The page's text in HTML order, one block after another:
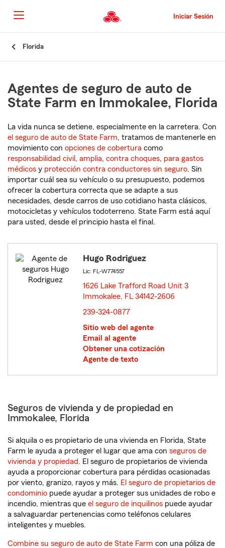
al
contenido
principal
Iniciar Sesión
Florida
Agentes de seguro de auto de
State Farm en Immokalee, Florida
La vida nunca se detiene, especialmente en la carretera. Con
el seguro de auto de State Farm, tratamos de mantenerle en
movimiento con opciones de cobertura como
responsabilidad civil , amplia, contra choques, para gastos
médicos y protección contra conductores sin seguro. Sin
importar cuál sea su vehículo o su presupuesto, podemos
ofrecer la cobertura correcta que se adapte a sus
necesidades, desde carros de uso cotidiano hasta clásicos,
motocicletas y vehículos todoterreno. State Farm está aquí
para usted, desde el principio hasta el final.
Hugo Rodriguez
Lic: FL-W774557
1626 Lake Trafford Road Unit 3
Immokalee, FL 34142-2606
239-324-0877
Sitio web del agente
Email al agente
Obtener una cotización
Agente de texto
Seguros de vivienda y de propiedad en
Immokalee, Florida
Si alquila o es propietario de una vivienda en Florida, State
Farm le ayuda a proteger el lugar que ama con seguros de
vivienda y propiedad. El seguro de propietarios de vivienda
ayuda a proporcionar cobertura para pérdidas ocasionadas
por viento, granizo, rayos y más. El seguro de propietarios de
condominio puede ayudar a proteger sus unidades de robo e
incendio, mientras que el seguro de inquilinos puede ayudar
a salvaguardar pertenencias como teléfonos celulares
inteligentes y muebles.
Combine su seguro de auto de State Farm con una póliza de